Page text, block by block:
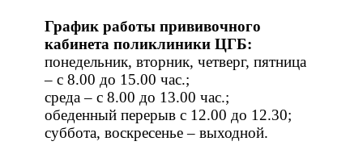
График работы прививочного
кабинета поликлиники ЦГБ:
понедельник, вторник, четверг, пятница
– с 8.00 до 15.00 час.;
среда – с 8.00 до 13.00 час.;
обеденный перерыв с 12.00 до 12.30;
суббота, воскресенье – выходной.